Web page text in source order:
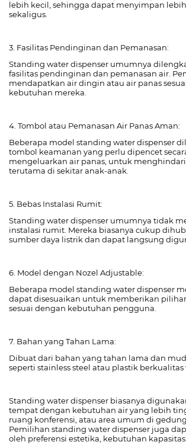
lebih kecil, sehingga dapat menyimpan
sekaligus.
3. Fasilitas Pendinginan dan Pemanasan:
Standing water dispenser umumnya
fasilitas pendinginan dan pemanasan air.
mendapatkan air dingin atau air panas
kebutuhan mereka.
4. Tombol atau Pemanasan Air Panas Aman:
Beberapa model standing water dispenser
tombol keamanan yang perlu dipencet
mengeluarkan air panas, untuk menghindari
terutama di sekitar anak-anak.
5. Bebas Instalasi Rumit:
Standing water dispenser umumnya tidak
instalasi rumit. Mereka biasanya cukup
sumber daya listrik dan dapat langsung
6. Model dengan Nozel Adjustable:
Beberapa model standing water dispenser
dapat disesuaikan untuk memberikan
sesuai dengan kebutuhan pengguna.
7. Bahan yang Tahan Lama:
Dibuat dari bahan yang tahan lama dan
seperti stainless steel atau plastik berkualitas
Standing water dispenser biasanya
tempat dengan kebutuhan air yang lebih
ruang konferensi, atau area umum di
Pemilihan standing water dispenser juga
oleh preferensi estetika, kebutuhan